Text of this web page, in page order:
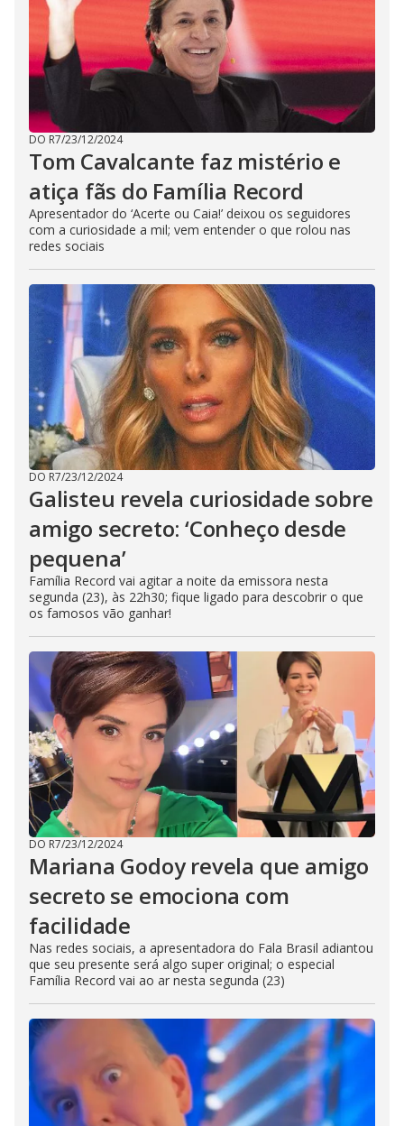
DO R7/23/12/2024
Tom Cavalcante faz mistério e
atiça fãs do Família Record
Apresentador do ‘Acerte ou Caia!’ deixou os seguidores
com a curiosidade a mil; vem entender o que rolou nas
redes sociais
DO R7/23/12/2024
Galisteu revela curiosidade sobre
amigo secreto: ‘Conheço desde
pequena’
Família Record vai agitar a noite da emissora nesta
segunda (23), às 22h30; fique ligado para descobrir o que
os famosos vão ganhar!
DO R7/23/12/2024
Mariana Godoy revela que amigo
secreto se emociona com
facilidade
Nas redes sociais, a apresentadora do Fala Brasil adiantou
que seu presente será algo super original; o especial
Família Record vai ao ar nesta segunda (23)